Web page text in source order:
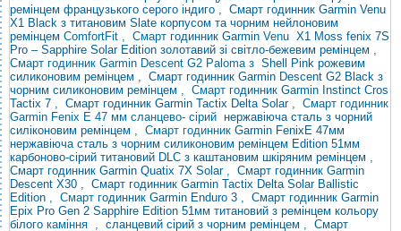
ремінцем французького серого індиго , Смарт годинник Garmin Venu
X1 Black з титановим Slate корпусом та чорним нейлоновим
ремінцем ComfortFit , Смарт годинник Garmin Venu X1 Moss fenix 7S
Pro – Sapphire Solar Edition золотавий зі світло-бежевим ремінцем ,
Смарт годинник Garmin Descent G2 Paloma з Shell Pink рожевим
силиконовим ремінцем , Смарт годинник Garmin Descent G2 Black з
чорним силиконовим ремінцем , Смарт годинник Garmin Instinct Cros
Tactix 7 , Смарт годинник Garmin Tactix Delta Solar , Смарт годинник
Garmin Fenix ​​E 47 мм сланцево- сірий нержавіюча сталь з чорний
силіконовим ремінцем , Смарт годинник Garmin Fenix​​E 47мм
нержавіюча сталь з чорним силиконовим ремінцем Edition 51мм
карбоново-сірий титановий DLC з каштановим шкіряним ремінцем ,
Смарт годинник Garmin Quatix 7X Solar , Смарт годинник Garmin
Descent X30 , Смарт годинник Garmin Tactix Delta Solar Ballistic
Edition , Смарт годинник Garmin Enduro 3 , Смарт годинник Garmin
Epix Pro Gen 2 Sapphire Edition 51мм титановий з ремінцем кольору
білого каміння , сланцевий сірий з чорним ремінцем , Смарт